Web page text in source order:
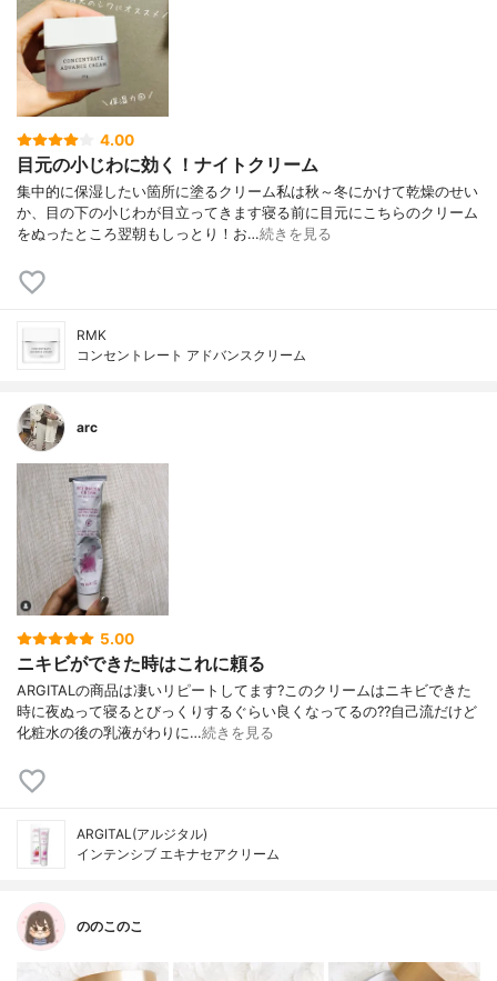
4.00
目元の小じわに効く！ナイトクリーム
集中的に保湿したい箇所に塗るクリーム私は秋～冬にかけて乾燥のせい
か、目の下の小じわが目立ってきます寝る前に目元にこちらのクリーム
をぬったところ翌朝もしっとり！お…続きを見る
RMK
コンセントレート アドバンスクリーム
arc
5.00
ニキビができた時はこれに頼る
ARGITALの商品は凄いリピートしてます?このクリームはニキビできた
時に夜ぬって寝るとびっくりするぐらい良くなってるの??自己流だけど
化粧水の後の乳液がわりに…続きを見る
ARGITAL(アルジタル)
インテンシブ エキナセアクリーム
ののこのこ